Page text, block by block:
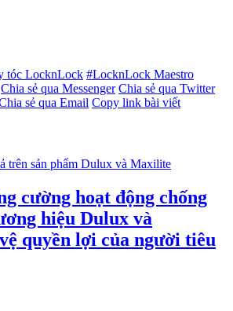
tóc LocknLock #LocknLock Maestro
Chia sẻ qua Messenger Chia sẻ qua Twitter
sẻ qua Email Copy link bài viết
cường hoạt động chống
hiệu Dulux và
quyền lợi của người tiêu